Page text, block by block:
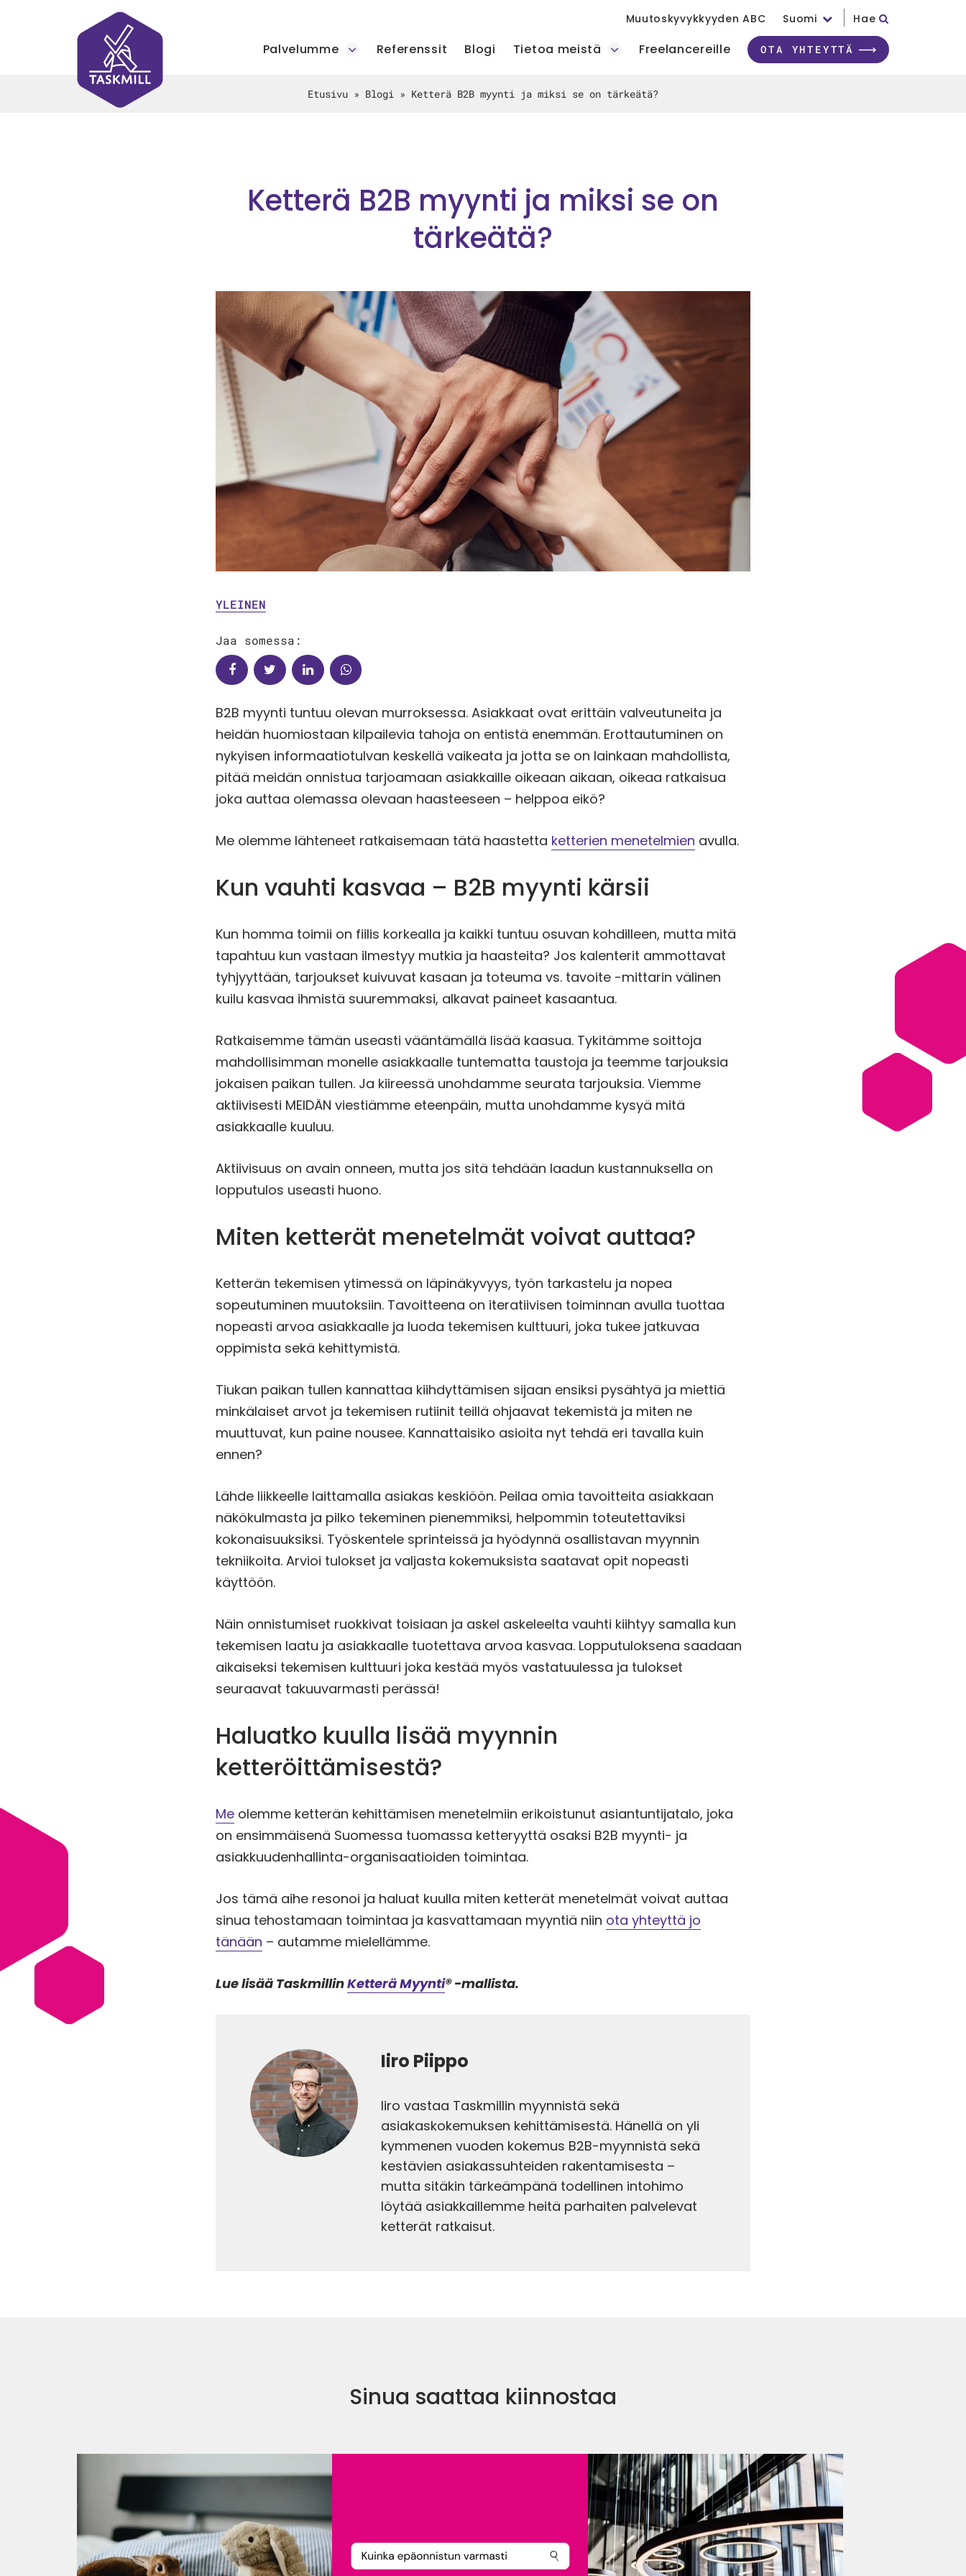
Muutoskyvykkyyden ABC Suomi Hae
Palvelumme Referenssit Blogi Tietoa meistä Freelancereille OTA YHTEYTTÄ
Etusivu» Blogi» Ketterä B2B myynti ja miksi se on tärkeätä?
Ketterä B2B myynti ja miksi se on
tärkeätä?
YLEINEN
Jaa somessa:
B2B myynti tuntuu olevan murroksessa. Asiakkaat ovat erittäin valveutuneita ja
heidän huomiostaan kilpailevia tahoja on entistä enemmän. Erottautuminen on
nykyisen informaatiotulvan keskellä vaikeata ja jotta se on lainkaan mahdollista,
pitää meidän onnistua tarjoamaan asiakkaille oikeaan aikaan, oikeaa ratkaisua
joka auttaa olemassa olevaan haasteeseen – helppoa eikö?
Me olemme lähteneet ratkaisemaan tätä haastetta ketterien menetelmien avulla.
Kun vauhti kasvaa – B2B myynti kärsii
Kun homma toimii on fiilis korkealla ja kaikki tuntuu osuvan kohdilleen, mutta mitä
tapahtuu kun vastaan ilmestyy mutkia ja haasteita? Jos kalenterit ammottavat
tyhjyyttään, tarjoukset kuivuvat kasaan ja toteuma vs. tavoite -mittarin välinen
kuilu kasvaa ihmistä suuremmaksi, alkavat paineet kasaantua.
Ratkaisemme tämän useasti vääntämällä lisää kaasua. Tykitämme soittoja
mahdollisimman monelle asiakkaalle tuntematta taustoja ja teemme tarjouksia
jokaisen paikan tullen. Ja kiireessä unohdamme seurata tarjouksia. Viemme
aktiivisesti MEIDÄN viestiämme eteenpäin, mutta unohdamme kysyä mitä
asiakkaalle kuuluu.
Aktiivisuus on avain onneen, mutta jos sitä tehdään laadun kustannuksella on
lopputulos useasti huono.
Miten ketterät menetelmät voivat auttaa?
Ketterän tekemisen ytimessä on läpinäkyvyys, työn tarkastelu ja nopea
sopeutuminen muutoksiin. Tavoitteena on iteratiivisen toiminnan avulla tuottaa
nopeasti arvoa asiakkaalle ja luoda tekemisen kulttuuri, joka tukee jatkuvaa
oppimista sekä kehittymistä.
Tiukan paikan tullen kannattaa kiihdyttämisen sijaan ensiksi pysähtyä ja miettiä
minkälaiset arvot ja tekemisen rutiinit teillä ohjaavat tekemistä ja miten ne
muuttuvat, kun paine nousee. Kannattaisiko asioita nyt tehdä eri tavalla kuin
ennen?
Lähde liikkeelle laittamalla asiakas keskiöön. Peilaa omia tavoitteita asiakkaan
näkökulmasta ja pilko tekeminen pienemmiksi, helpommin toteutettaviksi
kokonaisuuksiksi. Työskentele sprinteissä ja hyödynnä osallistavan myynnin
tekniikoita. Arvioi tulokset ja valjasta kokemuksista saatavat opit nopeasti
käyttöön.
Näin onnistumiset ruokkivat toisiaan ja askel askeleelta vauhti kiihtyy samalla kun
tekemisen laatu ja asiakkaalle tuotettava arvoa kasvaa. Lopputuloksena saadaan
aikaiseksi tekemisen kulttuuri joka kestää myös vastatuulessa ja tulokset
seuraavat takuuvarmasti perässä!
Haluatko kuulla lisää myynnin
ketteröittämisestä?
Me olemme ketterän kehittämisen menetelmiin erikoistunut asiantuntijatalo, joka
on ensimmäisenä Suomessa tuomassa ketteryyttä osaksi B2B myynti- ja
asiakkuudenhallinta-organisaatioiden toimintaa.
Jos tämä aihe resonoi ja haluat kuulla miten ketterät menetelmät voivat auttaa
sinua tehostamaan toimintaa ja kasvattamaan myyntiä niin ota yhteyttä jo
tänään – autamme mielellämme.
Lue lisää TaskmillinKetterä Myynti® -mallista.
Iiro Piippo
Iiro vastaa Taskmillin myynnistä sekä
asiakaskokemuksen kehittämisestä. Hänellä on yli
kymmenen vuoden kokemus B2B-myynnistä sekä
kestävien asiakassuhteiden rakentamisesta –
mutta sitäkin tärkeämpänä todellinen intohimo
löytää asiakkaillemme heitä parhaiten palvelevat
ketterät ratkaisut.
Sinua saattaa kiinnostaa